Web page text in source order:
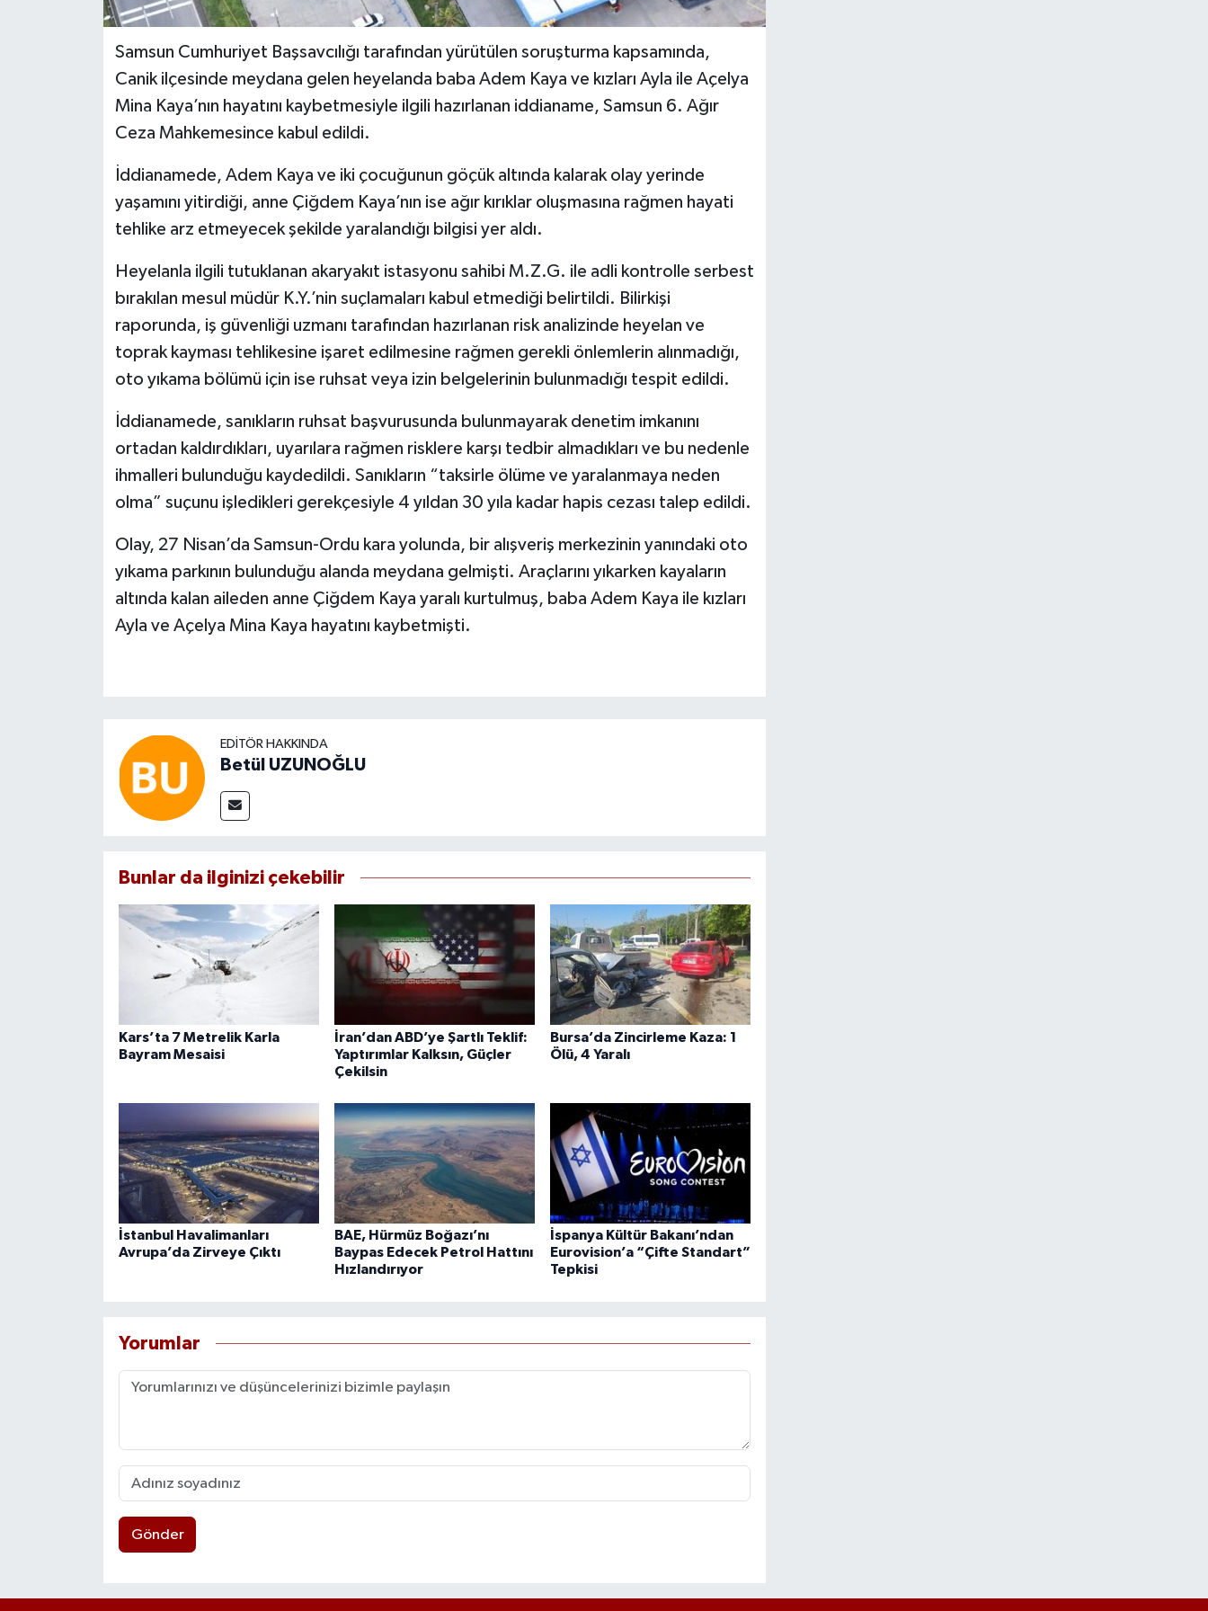
Samsun Cumhuriyet Başsavcılığı tarafından yürütülen soruşturma kapsamında,
Canik ilçesinde meydana gelen heyelanda baba Adem Kaya ve kızları Ayla ile Açelya
Mina Kaya’nın hayatını kaybetmesiyle ilgili hazırlanan iddianame, Samsun 6. Ağır
Ceza Mahkemesince kabul edildi.
İddianamede, Adem Kaya ve iki çocuğunun göçük altında kalarak olay yerinde
yaşamını yitirdiği, anne Çiğdem Kaya’nın ise ağır kırıklar oluşmasına rağmen hayati
tehlike arz etmeyecek şekilde yaralandığı bilgisi yer aldı.
Heyelanla ilgili tutuklanan akaryakıt istasyonu sahibi M.Z.G. ile adli kontrolle serbest
bırakılan mesul müdür K.Y.’nin suçlamaları kabul etmediği belirtildi. Bilirkişi
raporunda, iş güvenliği uzmanı tarafından hazırlanan risk analizinde heyelan ve
toprak kayması tehlikesine işaret edilmesine rağmen gerekli önlemlerin alınmadığı,
oto yıkama bölümü için ise ruhsat veya izin belgelerinin bulunmadığı tespit edildi.
İddianamede, sanıkların ruhsat başvurusunda bulunmayarak denetim imkanını
ortadan kaldırdıkları, uyarılara rağmen risklere karşı tedbir almadıkları ve bu nedenle
ihmalleri bulunduğu kaydedildi. Sanıkların “taksirle ölüme ve yaralanmaya neden
olma” suçunu işledikleri gerekçesiyle 4 yıldan 30 yıla kadar hapis cezası talep edildi.
Olay, 27 Nisan’da Samsun-Ordu kara yolunda, bir alışveriş merkezinin yanındaki oto
yıkama parkının bulunduğu alanda meydana gelmişti. Araçlarını yıkarken kayaların
altında kalan aileden anne Çiğdem Kaya yaralı kurtulmuş, baba Adem Kaya ile kızları
Ayla ve Açelya Mina Kaya hayatını kaybetmişti.
EDITÖR HAKKINDA
Betül UZUNOĞLU
Bunlar da ilginizi çekebilir
Kars’ta 7 Metrelik Karla
Bayram Mesaisi
İran’dan ABD’ye Şartlı Teklif:
Yaptırımlar Kalksın, Güçler
Çekilsin
Bursa’da Zincirleme Kaza: 1
Ölü, 4 Yaralı
İstanbul Havalimanları
Avrupa’da Zirveye Çıktı
BAE, Hürmüz Boğazı’nı
Baypas Edecek Petrol Hattını
Hızlandırıyor
İspanya Kültür Bakanı’ndan
Eurovision’a “Çifte Standart”
Tepkisi
Yorumlar
Gönder